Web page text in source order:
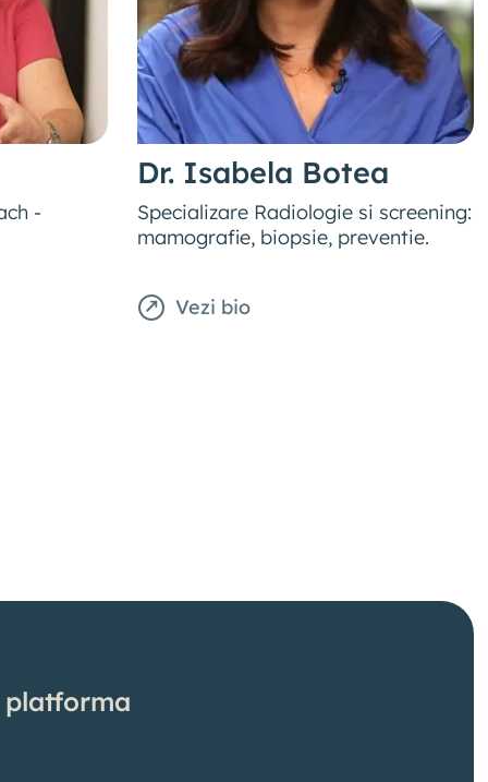
-
Dr. Isabela Botea
Specializare Radiologie si screening:
mamografie, biopsie, preventie.
Vezi bio